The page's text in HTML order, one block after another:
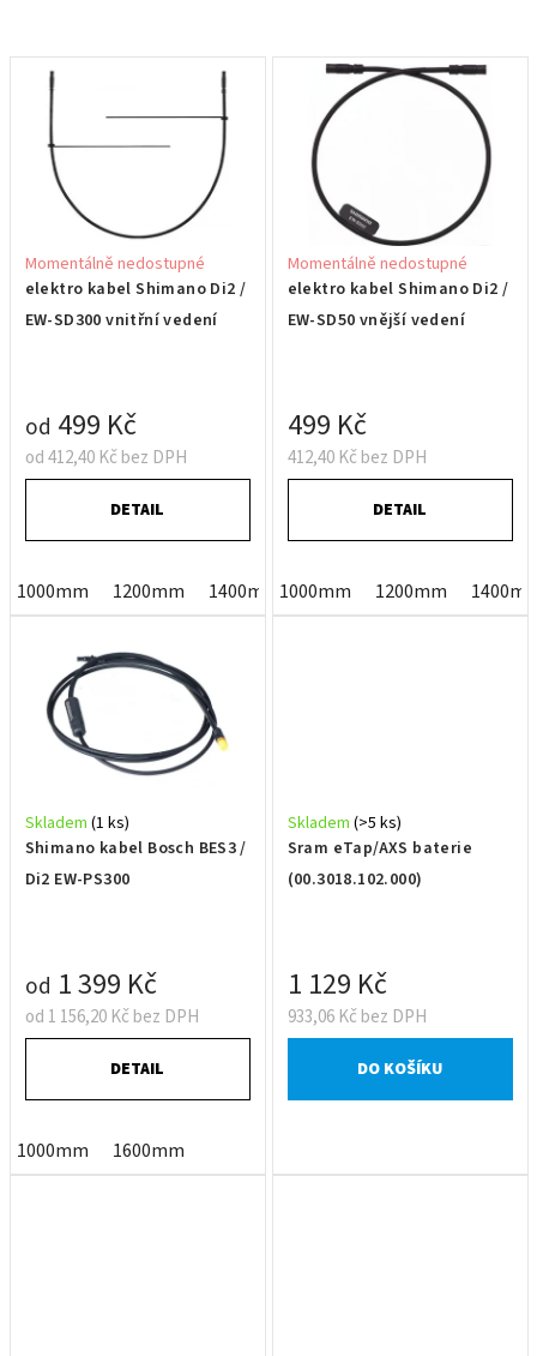
d
o
d
elektro kabel Shimano Di2 /
EW-SD300 vnitřní vedení
Momentálně nedostupné
od 412,40 Kč bez DPH
od 499 Kč
DETAIL
1000mm 1200mm 1400mm 1600mm 200mm
elektro kabel Shimano Di2 /
EW-SD50 vnější vedení
Momentálně nedostupné
412,40 Kč bez DPH
499 Kč
DETAIL
1000mm 1200mm
Shimano kabel Bosch BES3 /
Di2 EW-PS300
Skladem (1 ks)
od 1 156,20 Kč bez DPH
od 1 399 Kč
DETAIL
1000mm 1600mm
Sram eTap/AXS baterie
(00.3018.102.000)
Skladem (>5 ks)
933,06 Kč bez DPH
1 129 Kč
DO KOŠÍKU